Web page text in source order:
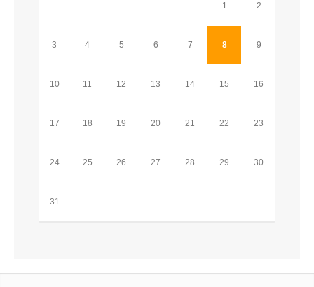
1 2
3 4 5 6 7 8 9
10 11 12 13 14 15 16
17 18 19 20 21 22 23
24 25 26 27 28 29 30
31